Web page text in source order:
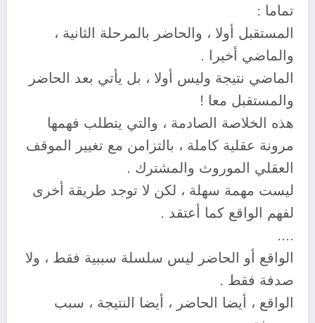
تماما :
المستقبل أولا ، والحاضر بالمرحلة الثانية ،
والماضي أخيرا .
الماضي نتيجة وليس أولا ، بل يأتي بعد الحاضر
والمستقبل معا !
هذه الخلاصة الصادمة ، والتي يتطلب فهمها
مرونة عقلية كاملة ، بالتزامن مع تغيير الموقف
العقلي الموروث والمشترك .
ليست مهمة سهلة ، لكن لا توجد طريقة أخرى
لفهم الواقع كما أعتقد .
….
الواقع أو الحاضر ليس سلسلة سببية فقط ، ولا
صدفة فقط .
الواقع ، أيضا الحاضر ، أيضا النتيجة ، سبب